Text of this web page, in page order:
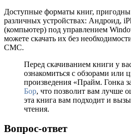
Доступные форматы книг, пригодны
различных устройствах: Андроид,
(компьютер) под управлением
можете скачать их без
СМС.
Перед скачиванием книги у
ознакомиться с обзорами или
произведения «Прайм. Гонка
Бор, что позволит вам лучше
эта книга вам подходит и
чтения.
Вопрос-ответ